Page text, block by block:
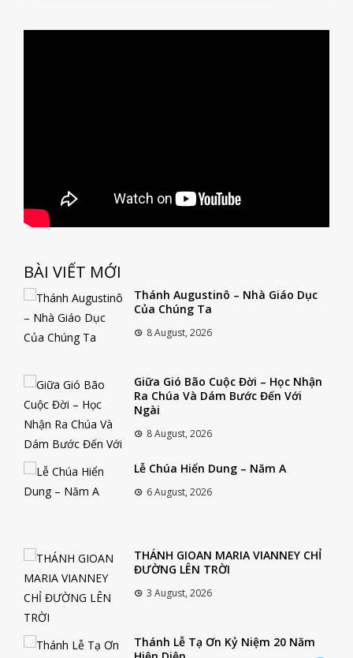
BÀI VIẾT MỚI
Thánh Augustinô – Nhà Giáo Dục
Của Chúng Ta
8 August, 2026
Giữa Gió Bão Cuộc Đời – Học Nhận
Ra Chúa Và Dám Bước Đến Với
Ngài
8 August, 2026
Lễ Chúa Hiển Dung – Năm A
6 August, 2026
THÁNH GIOAN MARIA VIANNEY CHỈ
ĐƯỜNG LÊN TRỜI
3 August, 2026
Thánh Lễ Tạ Ơn Kỷ Niệm 20 Năm